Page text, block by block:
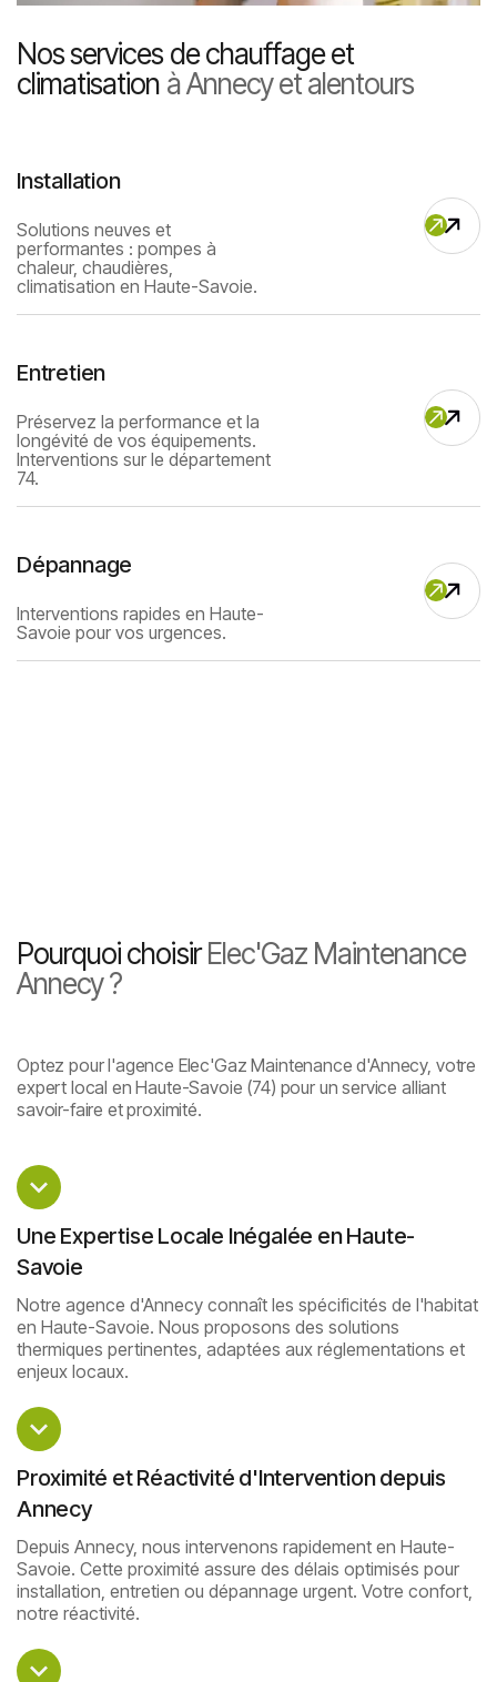
Nos services de chauffage et
climatisation à Annecy et alentours
Installation
Solutions neuves et
performantes : pompes à
chaleur, chaudières,
climatisation en Haute-Savoie.
Entretien
Préservez la performance et la
longévité de vos équipements.
Interventions sur le département
74.
Dépannage
Interventions rapides en Haute-
Savoie pour vos urgences.
Pourquoi choisirElec'Gaz Maintenance
Annecy ?
Optez pour l'agence Elec'Gaz Maintenance d'Annecy, votre
expert local en Haute-Savoie (74) pour un service alliant
savoir-faire et proximité.
Une Expertise Locale Inégalée en Haute-
Savoie
Notre agence d'Annecy connaît les spécificités de l'habitat
en Haute-Savoie. Nous proposons des solutions
thermiques pertinentes, adaptées aux réglementations et
enjeux locaux.
Proximité et Réactivité d'Intervention depuis
Annecy
Depuis Annecy, nous intervenons rapidement en Haute-
Savoie. Cette proximité assure des délais optimisés pour
installation, entretien ou dépannage urgent. Votre confort,
notre réactivité.